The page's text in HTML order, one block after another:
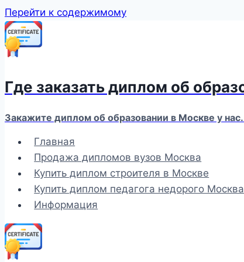
Перейти к содержимому
Где заказать диплом об
Закажите диплом об образовании в Москве у
Главная
Продажа дипломов вузов Москва
Купить диплом строителя в Москве
Купить диплом педагога недорого Москва
Информация